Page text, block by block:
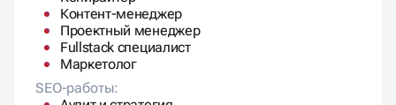
SEO-специалист
Копирайтер
Контент-менеджер
Проектный менеджер
Fullstack специалист
Маркетолог